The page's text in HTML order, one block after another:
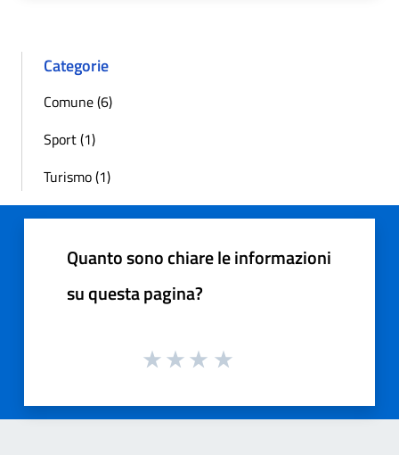
Categorie
Comune (6)
Sport (1)
Turismo (1)
Quanto sono chiare le informazioni
su questa pagina?